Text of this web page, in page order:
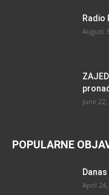
Radio
August
June
POPULARNE
April 24,